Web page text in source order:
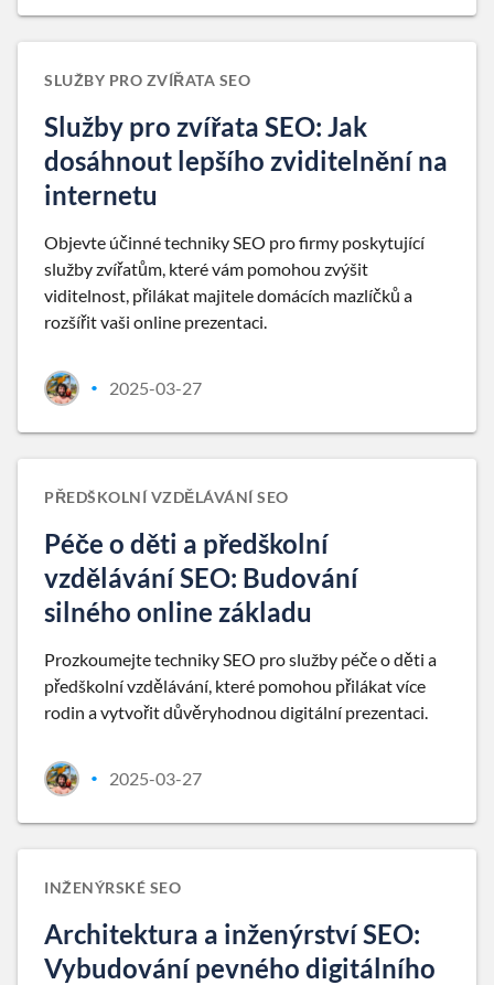
SLUŽBY PRO ZVÍŘATA SEO
Služby pro zvířata SEO: Jak
dosáhnout lepšího zviditelnění na
internetu
Objevte účinné techniky SEO pro firmy poskytující
služby zvířatům, které vám pomohou zvýšit
viditelnost, přilákat majitele domácích mazlíčků a
rozšířit vaši online prezentaci.
• 2025-03-27
PŘEDŠKOLNÍ VZDĚLÁVÁNÍ SEO
Péče o děti a předškolní
vzdělávání SEO: Budování
silného online základu
Prozkoumejte techniky SEO pro služby péče o děti a
předškolní vzdělávání, které pomohou přilákat více
rodin a vytvořit důvěryhodnou digitální prezentaci.
• 2025-03-27
INŽENÝRSKÉ SEO
Architektura a inženýrství SEO:
Vybudování pevného digitálního